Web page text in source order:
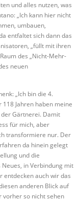
und alles nutzen, was
„Ich kann hier nicht
umbauen,
entfaltet sich dann das
„füllt mit ihren
des „Nicht-Mehr-
neuen
„Ich bin die 4.
Jahren haben meine
Gärtnerei. Damit
für mich, aber
transformiere nur. Der
da hinein gelegt
und die
in Verbindung mit
entdecken auch wir das
anderen Blick auf
vorher so nicht sehen